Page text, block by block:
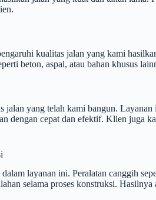
kualitas jalan yang kami
beton, aspal, atau bahan khusus
jalan yang telah kami bangun.
dengan cepat dan efektif. Klien juga
layanan ini. Peralatan canggih
selama proses konstruksi.